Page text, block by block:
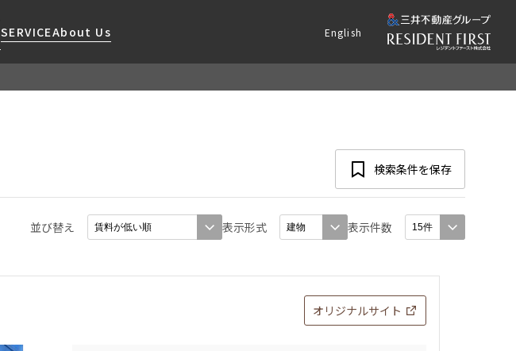
SERVICEAbout Us
当社限定(港区・渋谷区)
English
検索条件を保存
並び替え 表示形式 表示件数
オリジナルサイト